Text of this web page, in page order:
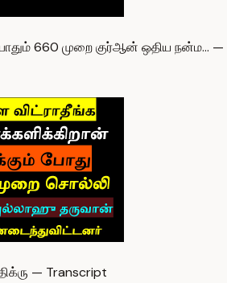
660 முறை குர்ஆன் ஒதிய நன்ம… —
— Transcript